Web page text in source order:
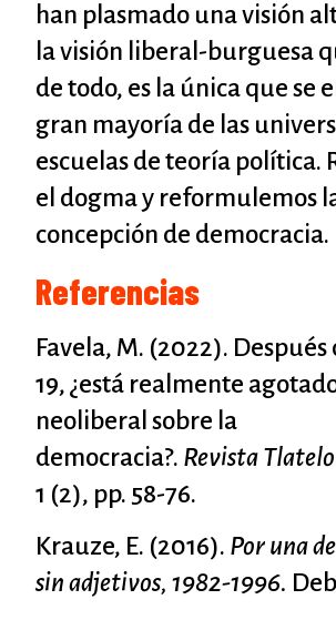
han plasmado una visión
la visión liberal-burguesa
de todo, es la única que se
gran mayoría de las
escuelas de teoría política.
el dogma y reformulemos
concepción de democracia.
Referencias
Favela, M. (2022). Después
19, ¿está realmente
neoliberal sobre la
democracia?. Revista
1 (2), pp. 58-76.
Krauze, E. (2016). Por una
sin adjetivos, 1982-1996.